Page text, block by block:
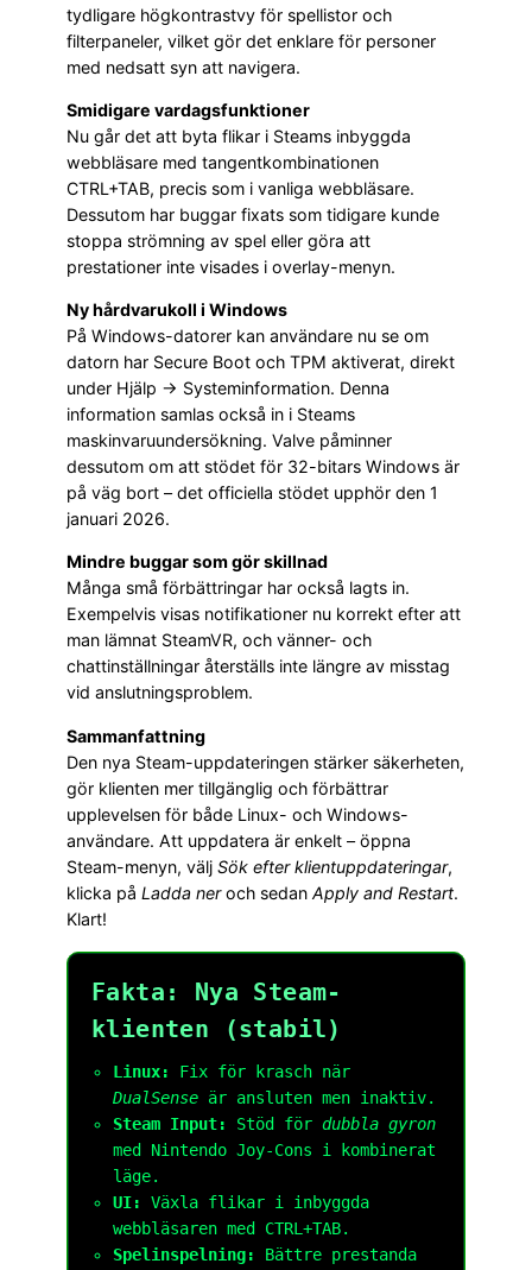
tydligare högkontrastvy för spellistor och
filterpaneler, vilket gör det enklare för personer
med nedsatt syn att navigera.
Smidigare vardagsfunktioner
Nu går det att byta flikar i Steams inbyggda
webbläsare med tangentkombinationen
CTRL+TAB, precis som i vanliga webbläsare.
Dessutom har buggar fixats som tidigare kunde
stoppa strömning av spel eller göra att
prestationer inte visades i overlay-menyn.
Ny hårdvarukoll i Windows
På Windows-datorer kan användare nu se om
datorn har Secure Boot och TPM aktiverat, direkt
under Hjälp → Systeminformation. Denna
information samlas också in i Steams
maskinvaruundersökning. Valve påminner
dessutom om att stödet för 32-bitars Windows är
på väg bort – det officiella stödet upphör den 1
januari 2026.
Mindre buggar som gör skillnad
Många små förbättringar har också lagts in.
Exempelvis visas notifikationer nu korrekt efter att
man lämnat SteamVR, och vänner- och
chattinställningar återställs inte längre av misstag
vid anslutningsproblem.
Sammanfattning
Den nya Steam-uppdateringen stärker säkerheten,
gör klienten mer tillgänglig och förbättrar
upplevelsen för både Linux- och Windows-
användare. Att uppdatera är enkelt – öppna
Steam-menyn, välj Sök efter klientuppdateringar,
klicka på Ladda neroch sedan Apply and Restart.
Klart!
Fakta: Nya Steam-
klienten (stabil)
Linux: Fix för krasch när
DualSenseär ansluten men inaktiv.
Steam Input: Stöd för dubbla gyron
med Nintendo Joy-Cons i kombinerat
läge.
UI: Växla flikar i inbyggda
webbläsaren med CTRL+TAB.
Spelinspelning: Bättre prestanda